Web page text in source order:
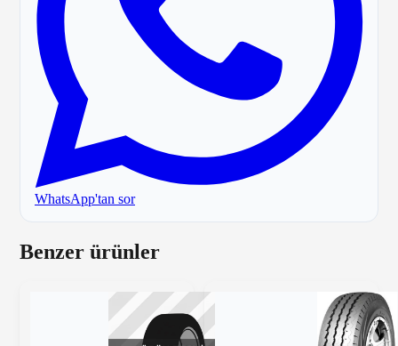
WhatsApp'tan sor
Benzer ürünler